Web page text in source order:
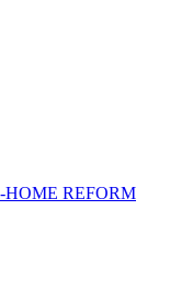
REFORM